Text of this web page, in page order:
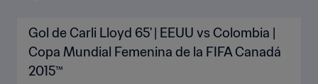
Gol de Carli Lloyd 65' | EEUU vs Colombia |
Copa Mundial Femenina de la FIFA Canadá
2015™